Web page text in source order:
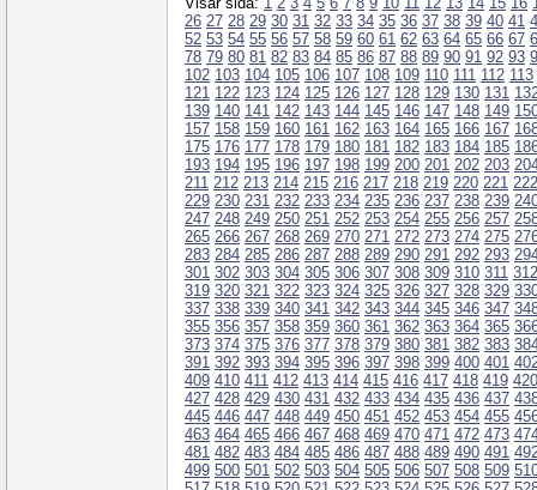
26 27 28 29 30 31 32 33 34 35 36 37 38 39 40 41
52 53 54 55 56 57 58 59 60 61 62 63 64 65 66 67
78 79 80 81 82 83 84 85 86 87 88 89 90 91 92 93
102 103 104 105 106 107 108 109 110 111 112 113
121 122 123 124 125 126 127 128 129 130 131
139 140 141 142 143 144 145 146 147 148 149
157 158 159 160 161 162 163 164 165 166 167
175 176 177 178 179 180 181 182 183 184 185
193 194 195 196 197 198 199 200 201 202 203
211 212 213 214 215 216 217 218 219 220 221 222
229 230 231 232 233 234 235 236 237 238 239
247 248 249 250 251 252 253 254 255 256 257
265 266 267 268 269 270 271 272 273 274 275
283 284 285 286 287 288 289 290 291 292 293
301 302 303 304 305 306 307 308 309 310 311 312
319 320 321 322 323 324 325 326 327 328 329
337 338 339 340 341 342 343 344 345 346 347
355 356 357 358 359 360 361 362 363 364 365
373 374 375 376 377 378 379 380 381 382 383
391 392 393 394 395 396 397 398 399 400 401
409 410 411 412 413 414 415 416 417 418 419 420
427 428 429 430 431 432 433 434 435 436 437
445 446 447 448 449 450 451 452 453 454 455
463 464 465 466 467 468 469 470 471 472 473
481 482 483 484 485 486 487 488 489 490 491
499 500 501 502 503 504 505 506 507 508 509